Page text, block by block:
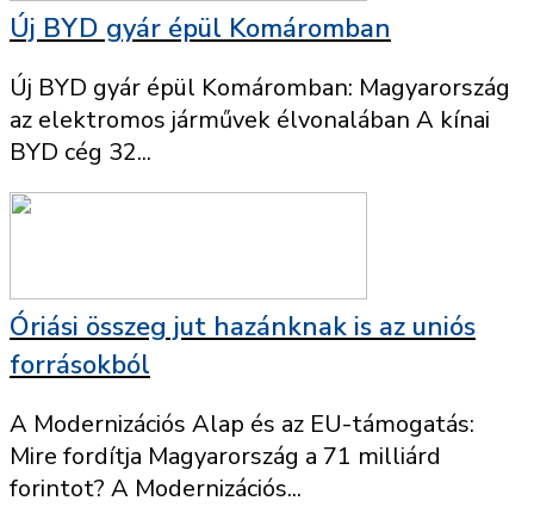
Új BYD gyár épül Komáromban
Új BYD gyár épül Komáromban: Magyarország
az elektromos járművek élvonalában A kínai
BYD cég 32...
Óriási összeg jut hazánknak is az uniós
forrásokból
A Modernizációs Alap és az EU-támogatás:
Mire fordítja Magyarország a 71 milliárd
forintot? A Modernizációs...